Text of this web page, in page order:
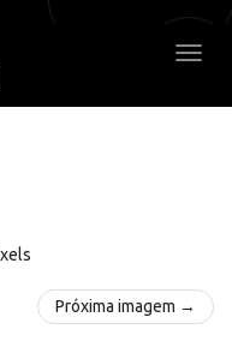
Próxima imagem →